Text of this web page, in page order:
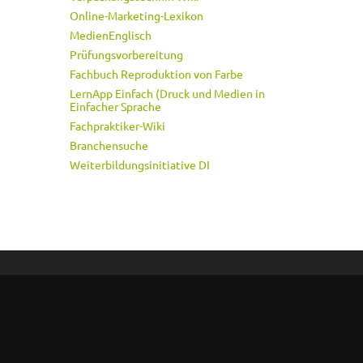
Online-Marketing-Lexikon
MedienEnglisch
Prüfungsvorbereitung
Fachbuch Reproduktion von Farbe
LernApp Einfach (Druck und Medien in
Einfacher Sprache
Fachpraktiker-Wiki
Branchensuche
Weiterbildungsinitiative DI